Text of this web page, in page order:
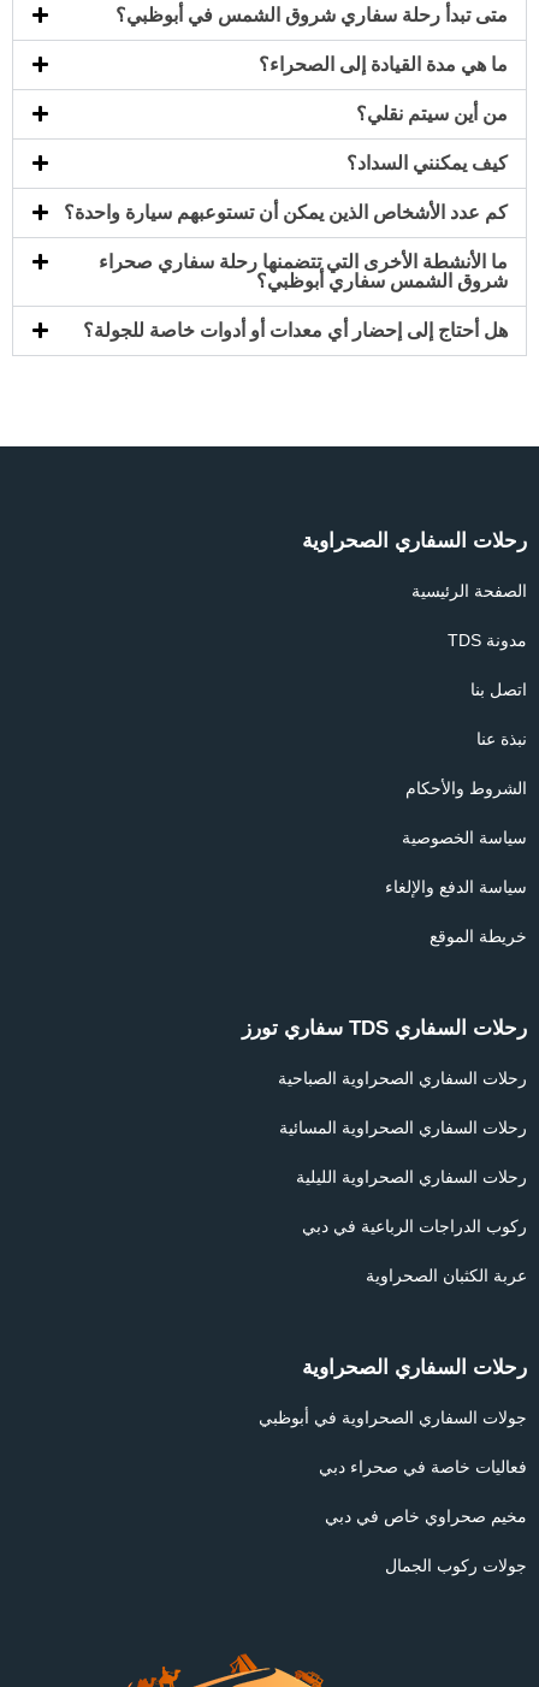
متى تبدأ رحلة سفاري شروق الشمس في أبوظبي؟
ما هي مدة القيادة إلى الصحراء؟
من أين سيتم نقلي؟
كيف يمكنني السداد؟
كم عدد الأشخاص الذين يمكن أن تستوعبهم سيارة واحدة؟
ما الأنشطة الأخرى التي تتضمنها رحلة سفاري صحراء
شروق الشمس سفاري أبوظبي؟
هل أحتاج إلى إحضار أي معدات أو أدوات خاصة للجولة؟
رحلات السفاري الصحراوية
الصفحة الرئيسية
مدونة TDS
اتصل بنا
نبذة عنا
الشروط والأحكام
سياسة الخصوصية
سياسة الدفع والإلغاء
خريطة الموقع
رحلات السفاري TDS سفاري تورز
رحلات السفاري الصحراوية الصباحية
رحلات السفاري الصحراوية المسائية
رحلات السفاري الصحراوية الليلية
ركوب الدراجات الرباعية في دبي
عربة الكثبان الصحراوية
رحلات السفاري الصحراوية
جولات السفاري الصحراوية في أبوظبي
فعاليات خاصة في صحراء دبي
مخيم صحراوي خاص في دبي
جولات ركوب الجمال